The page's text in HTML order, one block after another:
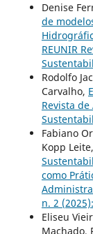
Denise
de
REUNIR
Rodolfo
Carvalho,
Revista
Fabiano
Kopp Leite,
como
n. 2
Eliseu
Machado,